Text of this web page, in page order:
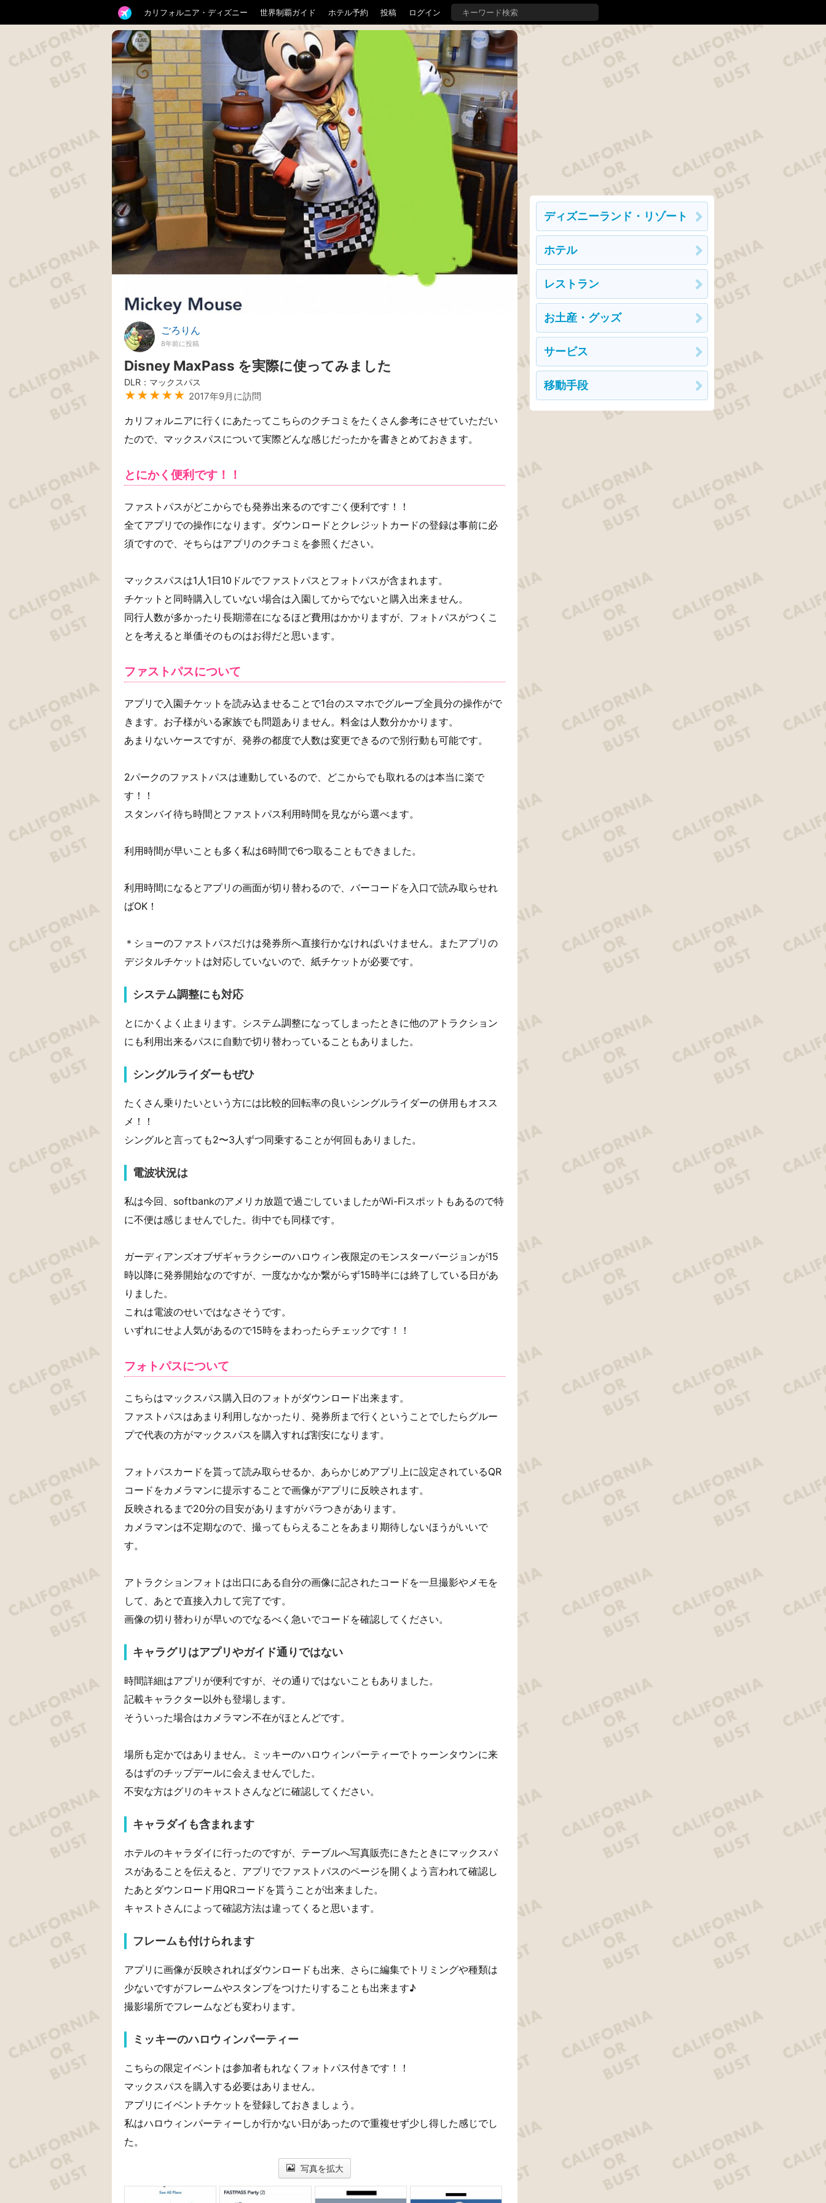
カリフォルニア・ディズニー 世界制覇ガイド ホテル予約 投稿 ログイン
ごろりん
8年前に投稿
Disney MaxPass を実際に使ってみました
DLR：マックスパス
★★★★★ 2017年9月に訪問
カリフォルニアに行くにあたってこちらのクチコミをたくさん参考にさせていただい
たので、マックスパスについて実際どんな感じだったかを書きとめておきます。
とにかく便利です！！
ファストパスがどこからでも発券出来るのですごく便利です！！
全てアプリでの操作になります。ダウンロードとクレジットカードの登録は事前に必
須ですので、そちらはアプリのクチコミを参照ください。
マックスパスは1人1日10ドルでファストパスとフォトパスが含まれます。
チケットと同時購入していない場合は入園してからでないと購入出来ません。
同行人数が多かったり長期滞在になるほど費用はかかりますが、フォトパスがつくこ
とを考えると単価そのものはお得だと思います。
ファストパスについて
アプリで入園チケットを読み込ませることで1台のスマホでグループ全員分の操作がで
きます。お子様がいる家族でも問題ありません。料金は人数分かかります。
あまりないケースですが、発券の都度で人数は変更できるので別行動も可能です。
2パークのファストパスは連動しているので、どこからでも取れるのは本当に楽で
す！！
スタンバイ待ち時間とファストパス利用時間を見ながら選べます。
利用時間が早いことも多く私は6時間で6つ取ることもできました。
利用時間になるとアプリの画面が切り替わるので、バーコードを入口で読み取らせれ
ばOK！
＊ショーのファストパスだけは発券所へ直接行かなければいけません。またアプリの
デジタルチケットは対応していないので、紙チケットが必要です。
システム調整にも対応
とにかくよく止まります。システム調整になってしまったときに他のアトラクション
にも利用出来るパスに自動で切り替わっていることもありました。
シングルライダーもぜひ
たくさん乗りたいという方には比較的回転率の良いシングルライダーの併用もオスス
メ！！
シングルと言っても2〜3人ずつ同乗することが何回もありました。
電波状況は
私は今回、softbankのアメリカ放題で過ごしていましたがWi-Fiスポットもあるので特
に不便は感じませんでした。街中でも同様です。
ガーディアンズオブザギャラクシーのハロウィン夜限定のモンスターバージョンが15
時以降に発券開始なのですが、一度なかなか繋がらず15時半には終了している日があ
りました。
これは電波のせいではなさそうです。
いずれにせよ人気があるので15時をまわったらチェックです！！
フォトパスについて
こちらはマックスパス購入日のフォトがダウンロード出来ます。
ファストパスはあまり利用しなかったり、発券所まで行くということでしたらグルー
プで代表の方がマックスパスを購入すれば割安になります。
フォトパスカードを貰って読み取らせるか、あらかじめアプリ上に設定されているQR
コードをカメラマンに提示することで画像がアプリに反映されます。
反映されるまで20分の目安がありますがバラつきがあります。
カメラマンは不定期なので、撮ってもらえることをあまり期待しないほうがいいで
す。
アトラクションフォトは出口にある自分の画像に記されたコードを一旦撮影やメモを
して、あとで直接入力して完了です。
画像の切り替わりが早いのでなるべく急いでコードを確認してください。
キャラグリはアプリやガイド通りではない
時間詳細はアプリが便利ですが、その通りではないこともありました。
記載キャラクター以外も登場します。
そういった場合はカメラマン不在がほとんどです。
場所も定かではありません。ミッキーのハロウィンパーティーでトゥーンタウンに来
るはずのチップデールに会えませんでした。
不安な方はグリのキャストさんなどに確認してください。
キャラダイも含まれます
ホテルのキャラダイに行ったのですが、テーブルへ写真販売にきたときにマックスパ
スがあることを伝えると、アプリでファストパスのページを開くよう言われて確認し
たあとダウンロード用QRコードを貰うことが出来ました。
キャストさんによって確認方法は違ってくると思います。
フレームも付けられます
アプリに画像が反映されればダウンロードも出来、さらに編集でトリミングや種類は
少ないですがフレームやスタンプをつけたりすることも出来ます♪
撮影場所でフレームなども変わります。
ミッキーのハロウィンパーティー
こちらの限定イベントは参加者もれなくフォトパス付きです！！
マックスパスを購入する必要はありません。
アプリにイベントチケットを登録しておきましょう。
私はハロウィンパーティーしか行かない日があったので重複せず少し得した感じでし
た。
写真を拡大
ディズニーランド・リゾート
ホテル
レストラン
お土産・グッズ
サービス
移動手段